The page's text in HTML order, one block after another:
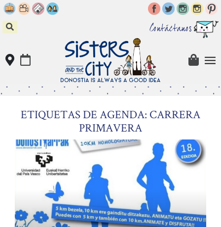
Skip
to
content
Contáctanos
ETIQUETAS DE AGENDA: CARRERA
PRIMAVERA